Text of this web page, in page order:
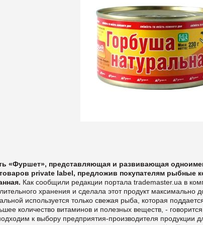
«Фуршет», представляющая и развивающая
private label, предложив покупателям рыбные
Как сообщили редакции портала trademaster.ua в
хранения и сделала этот продукт максимально
используется только свежая рыба, которая
количество витаминов и полезных веществ, -
к выбору предприятия-производителя